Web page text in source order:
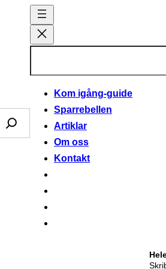
Kom igång-guide
Sparrebellen
Artiklar
Om oss
Kontakt